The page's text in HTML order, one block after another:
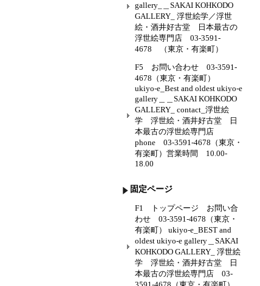
gallery_＿SAKAI KOHKODO
GALLERY_ 浮世絵学／浮世
絵・酒井好古堂 日本最古の
浮世絵専門店 03-3591-
4678 （東京・有楽町）
F5 お問い合わせ 03-3591-
4678（東京・有楽町）
ukiyo-e_Best and oldest ukiyo-e
gallery＿＿SAKAI KOHKODO
GALLERY_ contact_浮世絵
学 浮世絵・酒井好古堂 日
本最古の浮世絵専門店
phone 03-3591-4678（東京・
有楽町）営業時間 10.00-
18.00
固定ページ
F1 トップページ お問い合
わせ 03-3591-4678（東京・
有楽町） ukiyo-e_BEST and
oldest ukiyo-e gallery＿SAKAI
KOHKODO GALLERY_ 浮世絵
学 浮世絵・酒井好古堂 日
本最古の浮世絵専門店 03-